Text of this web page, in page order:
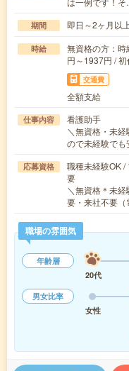
期間 即日～2ヶ月以
時給
無資格の方：
円～1937円 /
交通費
全額支給
仕事内容
看護助手
＼無資格・未
ので未経験で
応募資格
職種未経験OK /
要
＼無資格＊未
要・来社不要
職場の雰囲気
年齢層
20代
男女比率
女性